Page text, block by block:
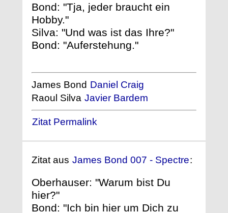
Bond: "Tja, jeder braucht ein
Hobby."
Silva: "Und was ist das Ihre?"
Bond: "Auferstehung."
James Bond Daniel Craig
Raoul Silva Javier Bardem
Zitat Permalink
Zitat aus James Bond 007 - Spectre:
Oberhauser: "Warum bist Du
hier?"
Bond: "Ich bin hier um Dich zu